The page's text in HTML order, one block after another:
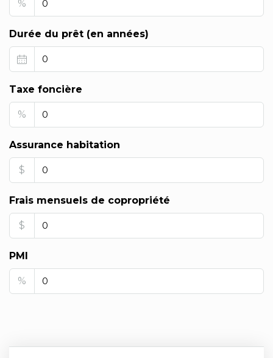
%
Durée du prêt (en années)
Taxe foncière
%
Assurance habitation
$
Frais mensuels de copropriété
$
PMI
%